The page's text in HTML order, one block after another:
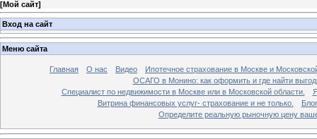
[Мой сайт]
Вход на сайт
Меню сайта
Главная О нас Видео
Ипотечное страхование в Москве и
ОСАГО в Монино: как оформить и где найти
Специалист по недвижимости в Москве или в Московской области.
Витрина финансовых услуг- страхование и не только.
Блог
Определите реальную рыночную цену